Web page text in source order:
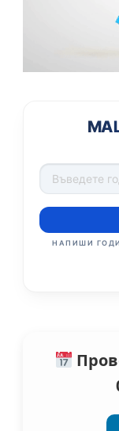
НАПИШИ